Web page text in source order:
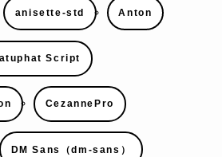
anisette-std Anton
Script
CezannePro
DM Sans（dm-sans）